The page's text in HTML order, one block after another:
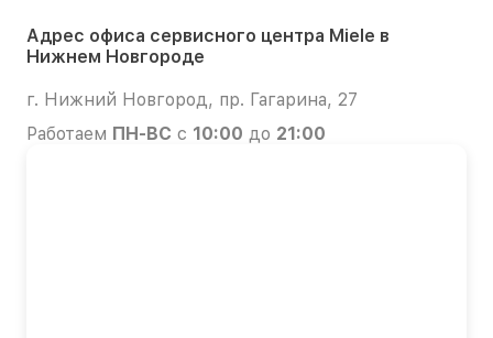
Адрес офиса сервисного центра Miele в
Нижнем Новгороде
г. Нижний Новгород, пр. Гагарина, 27
Работаем ПН-ВС с 10:00 до 21:00